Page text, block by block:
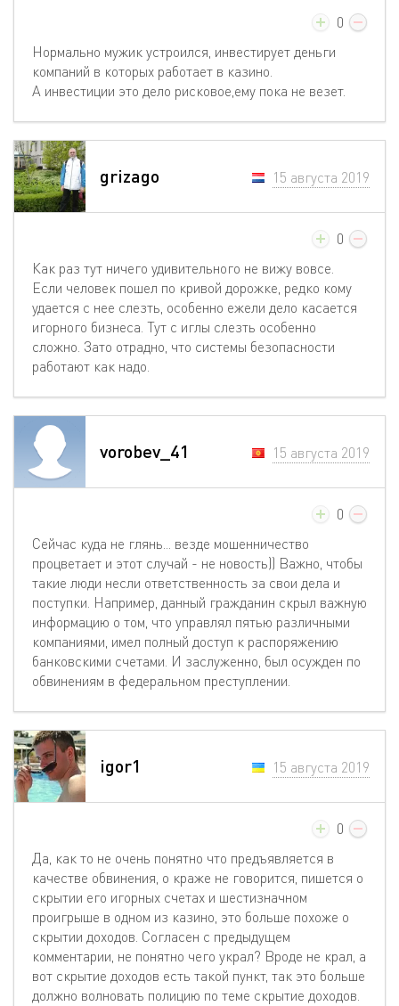
0
Нормально мужик устроился, инвестирует деньги
компаний в которых работает в казино.
А инвестиции это дело рисковое,ему пока не везет.
grizago 15 августа 2019
0
Как раз тут ничего удивительного не вижу вовсе.
Если человек пошел по кривой дорожке, редко кому
удается с нее слезть, особенно ежели дело касается
игорного бизнеса. Тут с иглы слезть особенно
сложно. Зато отрадно, что системы безопасности
работают как надо.
vorobev_41 15 августа 2019
0
Сейчас куда не глянь... везде мошенничество
процветает и этот случай - не новость)) Важно, чтобы
такие люди несли ответственность за свои дела и
поступки. Например, данный гражданин скрыл важную
информацию о том, что управлял пятью различными
компаниями, имел полный доступ к распоряжению
банковскими счетами. И заслуженно, был осужден по
обвинениям в федеральном преступлении.
igor1 15 августа 2019
0
Да, как то не очень понятно что предъявляется в
качестве обвинения, о краже не говорится, пишется о
скрытии его игорных счетах и шестизначном
проигрыше в одном из казино, это больше похоже о
скрытии доходов. Согласен с предыдущем
комментарии, не понятно чего украл? Вроде не крал, а
вот скрытие доходов есть такой пункт, так это больше
должно волновать полицию по теме скрытие доходов.